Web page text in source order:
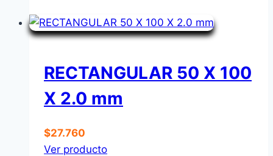
RECTANGULAR 50 X 100
X 2.0 mm
$27.760
Ver producto